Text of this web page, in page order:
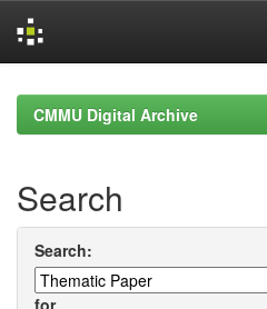
navigationCMMU Digital Archive
Search
Search:
for